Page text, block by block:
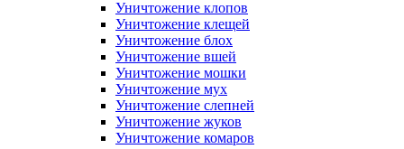
Уничтожение клопов
Уничтожение клещей
Уничтожение блох
Уничтожение вшей
Уничтожение мошки
Уничтожение мух
Уничтожение слепней
Уничтожение жуков
Уничтожение комаров